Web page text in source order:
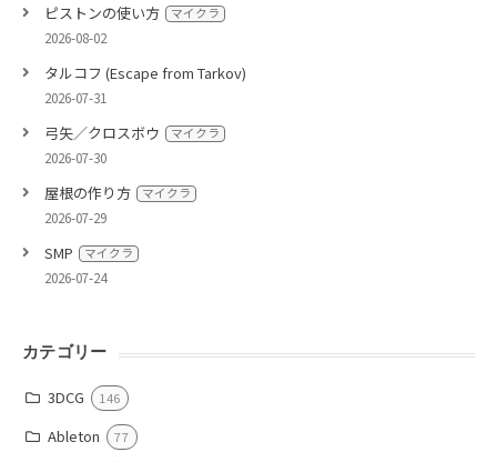
ピストンの使い方 マイクラ
2026-08-02
タルコフ (Escape from Tarkov)
2026-07-31
弓矢／クロスボウ マイクラ
2026-07-30
屋根の作り方 マイクラ
2026-07-29
SMP マイクラ
2026-07-24
カテゴリー
3DCG 146
Ableton 77